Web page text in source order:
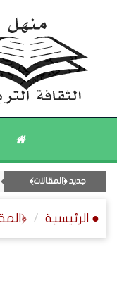
جديد ﴿المقالات﴾
● الرئيسية